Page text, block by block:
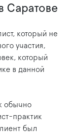
Саратове
который не
участия,
который
в данной
обычно
практик
был